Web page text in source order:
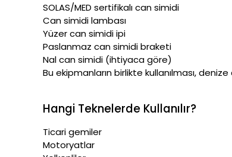
SOLAS/MED sertifikalı can simidi
Can simidi lambası
Yüzer can simidi ipi
Paslanmaz can simidi braketi
Nal can simidi (ihtiyaca göre)
Bu ekipmanların birlikte kullanılması,
Hangi Teknelerde Kullanılır?
Ticari gemiler
Motoryatlar